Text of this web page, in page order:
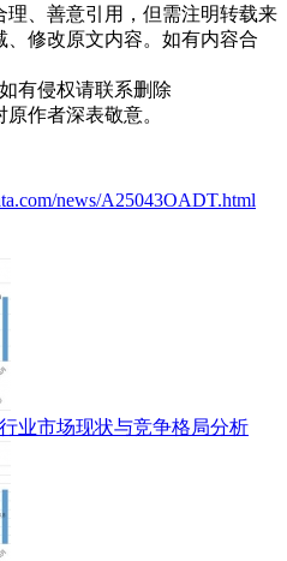
、善意引用，但需注明转载来
修改原文内容。如有内容合
有侵权请联系删除
原作者深表敬意。
news/A25043OADT.html
业市场现状与竞争格局分析